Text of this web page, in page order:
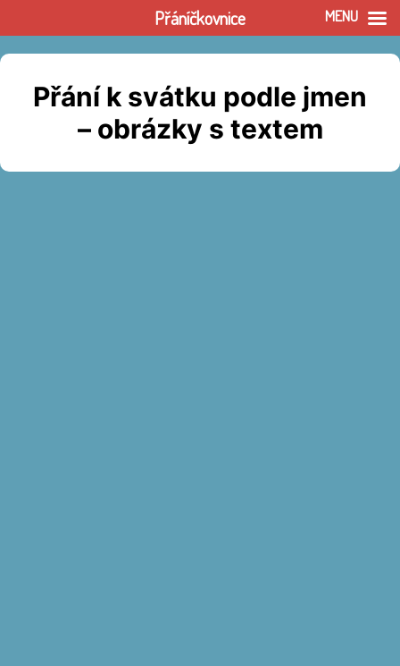
obsahPřání k svátku podle jmen
– obrázky s textem
Přáníčkovnice MENU